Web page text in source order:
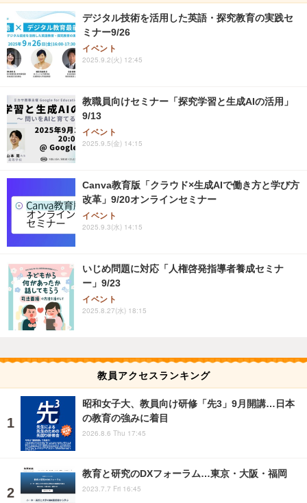
デジタル技術を活用した英語・探究教育の実践セ
ミナー9/26
イベント
2025.9.2(火) 12:45
教職員向けセミナー「探究学習と生成AIの活用」
9/13
イベント
2025.9.5(金) 14:15
Canva教育版「クラウド×生成AIで働き方と学び方
改革」9/20オンラインセミナー
イベント
2025.9.3(水) 14:15
いじめ問題に対応「人権啓発指導者養成セミナ
ー」9/23
イベント
2025.8.27(水) 18:15
教員アクセスランキング
昭和女子大、教員向け研修「先3」9月開講…日本
の教育の強みに着目
2026.8.6 Thu 17:45
教育と研究のDXフォーラム…東京・大阪・福岡
2023.7.7 Fri 16:45